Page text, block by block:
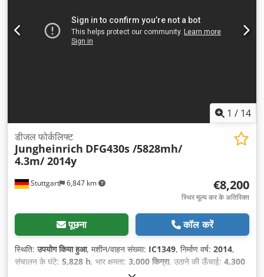
1 / 14
Stuttgart 6,847 km
डीजल फोर्कलिफ्ट
Jungheinrich DFG430s /5828mh/
4.3m/ 2014y
€8,200
स्थिर मूल्य कर के अतिरिक्त
पूछना कॉल करें
स्थिति:उपयोग किया हुआ, मशीन/वाहन संख्या: IC1349, निर्माण वर्ष: 2014,
संचालन के घंटे: 5,828 h, भार क्षमता: 3,000 किग्रा, उठाने की ऊँचाई: 4,300
, ईंधन का प्रकार: